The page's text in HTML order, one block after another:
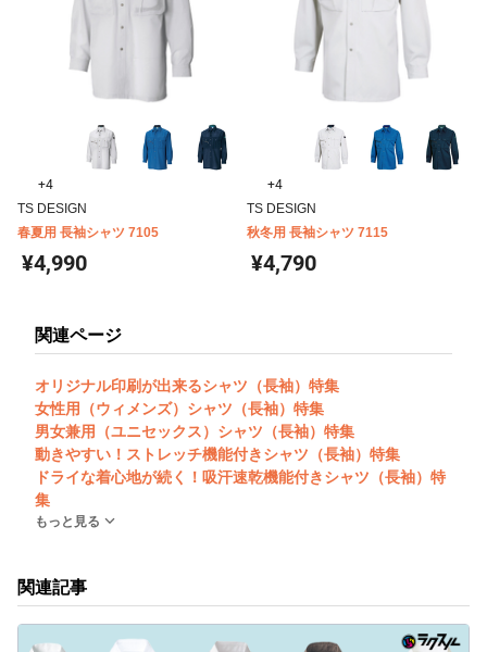
+4
TS DESIGN
春夏用 長袖シャツ 7105
¥4,990
+4
TS DESIGN
秋冬用 長袖シャツ 7115
¥4,790
関連ページ
オリジナル印刷が出来るシャツ（長袖）特集
女性用（ウィメンズ）シャツ（長袖）特集
男女兼用（ユニセックス）シャツ（長袖）特集
動きやすい！ストレッチ機能付きシャツ（長袖）特集
ドライな着心地が続く！吸汗速乾機能付きシャツ（長袖）特
集
もっと見る
関連記事